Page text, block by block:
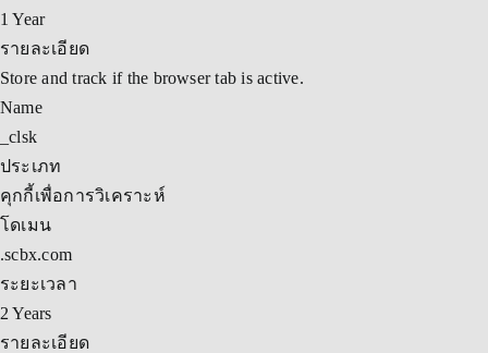
1 Year
รายละเอียด
Store and track if the browser tab is active.
Name
_clsk
ประเภท
คุกกี้เพื่อการวิเคราะห์
โดเมน
.scbx.com
ระยะเวลา
2 Years
รายละเอียด